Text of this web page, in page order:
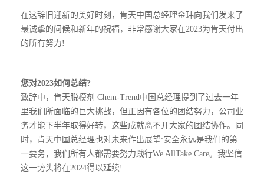
在这辞旧迎新的美好时刻，肯天中国总经理金玮向我们发来了
最诚挚的问候和新年的祝福，非常感谢大家在2023为肯天付出
的所有努力!
您对2023如何总结?
致辞中，肯天脱模剂 Chem-Trend中国总经理提到了过去一年
里我们所面临的巨大挑战，但正因有各位的团结努力，公司业
务才能下半年取得好转，这些成就离不开大家的团结协作。同
时，肯天中国总经理也对未来作出展望:安全永远是我们的第
一要务，我们所有人都需要努力践行We AllTake Care。我坚信
这一势头将在2024得以延续!